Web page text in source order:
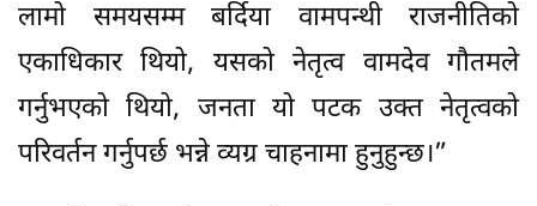
लामो समयसम्म बर्दिया वामपन्थी राजनीतिको
एकाधिकार थियो, यसको नेतृत्व वामदेव गौतमले
गर्नुभएको थियो, जनता यो पटक उक्त नेतृत्वको
परिवर्तन गर्नुपर्छ भन्ने व्यग्र चाहनामा हुनुहुन्छ।”